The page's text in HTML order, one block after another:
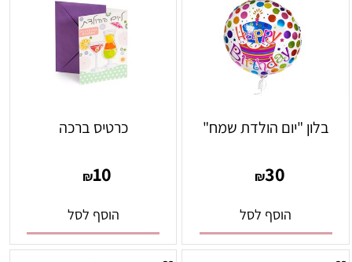
בלון "יום הולדת שמח"
₪30
הוסף לסל
כרטיס ברכה
₪10
הוסף לסל